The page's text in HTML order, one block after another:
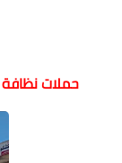
حملات